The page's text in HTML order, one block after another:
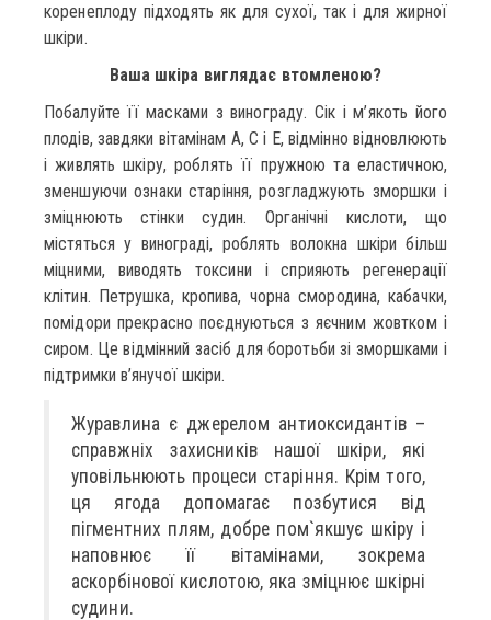
коренеплоду підходять як для сухої, так і для жирної
шкіри.
Ваша шкіра виглядає втомленою?
Побалуйте її масками з винограду. Сік і м’якоть його
плодів, завдяки вітамінам А, С і Е, відмінно відновлюють
і живлять шкіру, роблять її пружною та еластичною,
зменшуючи ознаки старіння, розгладжують зморшки і
зміцнюють стінки судин. Органічні кислоти, що
містяться у винограді, роблять волокна шкіри більш
міцними, виводять токсини і сприяють регенерації
клітин. Петрушка, кропива, чорна смородина, кабачки,
помідори прекрасно поєднуються з яєчним жовтком і
сиром. Це відмінний засіб для боротьби зі зморшками і
підтримки в’янучої шкіри.
Журавлина є джерелом антиоксидантів –
справжніх захисників нашої шкіри, які
уповільнюють процеси старіння. Крім того,
ця ягода допомагає позбутися від
пігментних плям, добре пом`якшує шкіру і
наповнює її вітамінами, зокрема
аскорбінової кислотою, яка зміцнює шкірні
судини.